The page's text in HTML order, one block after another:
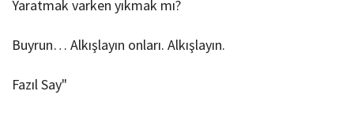
Yaratmak varken yıkmak mı?
Buyrun… Alkışlayın onları. Alkışlayın.
Fazıl Say"